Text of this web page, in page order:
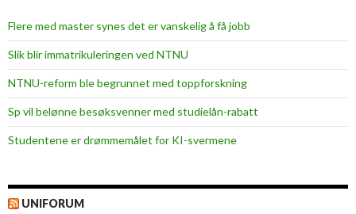
Flere med master synes det er vanskelig å få jobb
Slik blir immatrikuleringen ved NTNU
NTNU-reform ble begrunnet med toppforskning
Sp vil belønne besøksvenner med studielån-rabatt
Studentene er drømmemålet for KI-svermene
UNIFORUM